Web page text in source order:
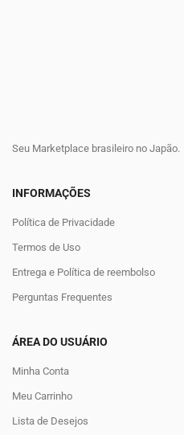
Seu Marketplace brasileiro no Japão.
INFORMAÇÕES
Política de Privacidade
Termos de Uso
Entrega e Política de reembolso
Perguntas Frequentes
ÁREA DO USUÁRIO
Minha Conta
Meu Carrinho
Lista de Desejos